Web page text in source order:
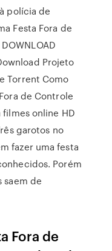
polícia de
Festa Fora de
Projeto
Torrent Como
de Controle
online HD
garotos no
fazer uma festa
Porém
saem de
Fora de